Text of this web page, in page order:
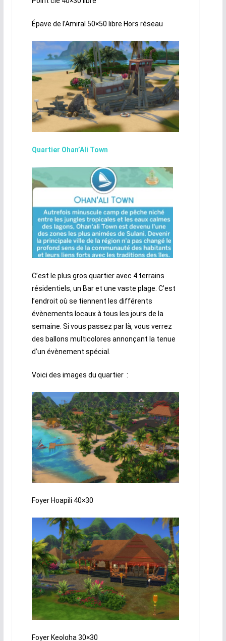
Épave de l’Amiral 50×50 libre Hors réseau
Quartier Ohan’Ali Town
C’est le plus gros quartier avec 4 terrains
résidentiels, un Bar et une vaste plage. C’est
l’endroit où se tiennent les différents
évènements locaux à tous les jours de la
semaine. Si vous passez par là, vous verrez
des ballons multicolores annonçant la tenue
d’un évènement spécial.
Voici des images du quartier :
Foyer Hoapili 40×30
Foyer Keoloha 30×30